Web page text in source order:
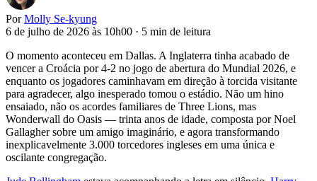
Por Molly Se-kyung
6 de julho de 2026 às 10h00 · 5 min de leitura
O momento aconteceu em Dallas. A Inglaterra tinha acabado de
vencer a Croácia por 4-2 no jogo de abertura do Mundial 2026, e
enquanto os jogadores caminhavam em direção à torcida visitante
para agradecer, algo inesperado tomou o estádio. Não um hino
ensaiado, não os acordes familiares de Three Lions, mas
Wonderwall do Oasis — trinta anos de idade, composta por Noel
Gallagher sobre um amigo imaginário, e agora transformando
inexplicavelmente 3.000 torcedores ingleses em uma única e
oscilante congregação.